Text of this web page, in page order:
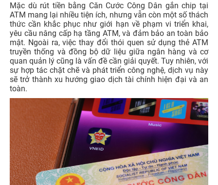
Mặc dù rút tiền bằng Căn Cước Công Dân gắn chip tại
ATM mang lại nhiều tiện ích, nhưng vẫn còn một số thách
thức cần khắc phục như giới hạn về phạm vi triển khai,
yêu cầu nâng cấp hạ tầng ATM, và đảm bảo an toàn bảo
mật. Ngoài ra, việc thay đổi thói quen sử dụng thẻ ATM
truyền thống và đồng bộ dữ liệu giữa ngân hàng và cơ
quan quản lý cũng là vấn đề cần giải quyết. Tuy nhiên, với
sự hợp tác chặt chẽ và phát triển công nghệ, dịch vụ này
sẽ trở thành xu hướng giao dịch tài chính hiện đại và an
toàn.